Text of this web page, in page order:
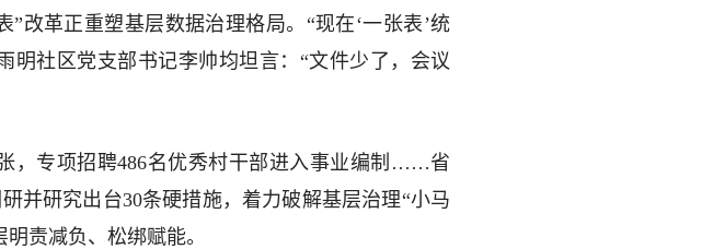
”改革正重塑基层数据治理格局。“现在‘一张表’统
明社区党支部书记李帅均坦言：“文件少了，会议
，专项招聘486名优秀村干部进入事业编制……省
并研究出台30条硬措施，着力破解基层治理“小马
责减负、松绑赋能。